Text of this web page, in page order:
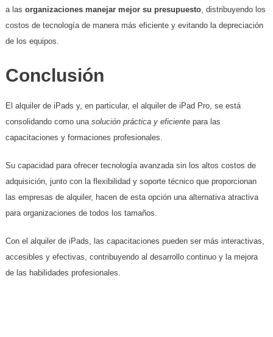
a las organizaciones manejar mejor su presupuesto, distribuyendo los
costos de tecnología de manera más eficiente y evitando la depreciación
de los equipos.
Conclusión
El alquiler de iPads y, en particular, el alquiler de iPad Pro, se está
consolidando como una solución práctica y eficientepara las
capacitaciones y formaciones profesionales.
Su capacidad para ofrecer tecnología avanzada sin los altos costos de
adquisición, junto con la flexibilidad y soporte técnico que proporcionan
las empresas de alquiler, hacen de esta opción una alternativa atractiva
para organizaciones de todos los tamaños.
Con el alquiler de iPads, las capacitaciones pueden ser más interactivas,
accesibles y efectivas, contribuyendo al desarrollo continuo y la mejora
de las habilidades profesionales.